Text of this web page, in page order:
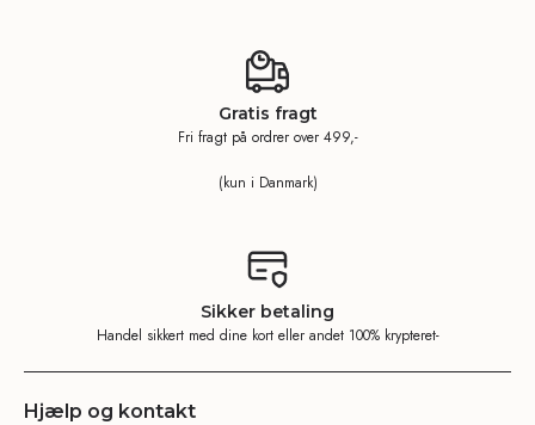
Gratis fragt
Fri fragt på ordrer over 499,-
(kun i Danmark)
Sikker betaling
Handel sikkert med dine kort eller andet 100% krypteret-
Hjælp og kontakt